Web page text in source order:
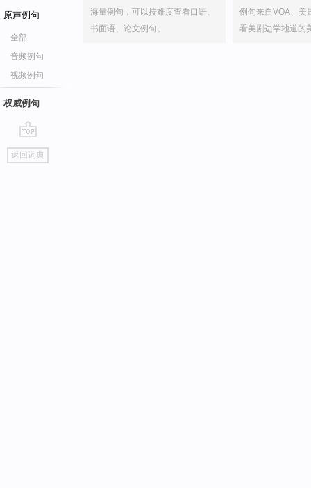
原声例句
全部
音频例句
视频例句
权威例句
go
top
返回词典
海量例句，可以按难度查看口语、
书面语、论文例句。
例句来自VOA、美
看美剧边学地道的